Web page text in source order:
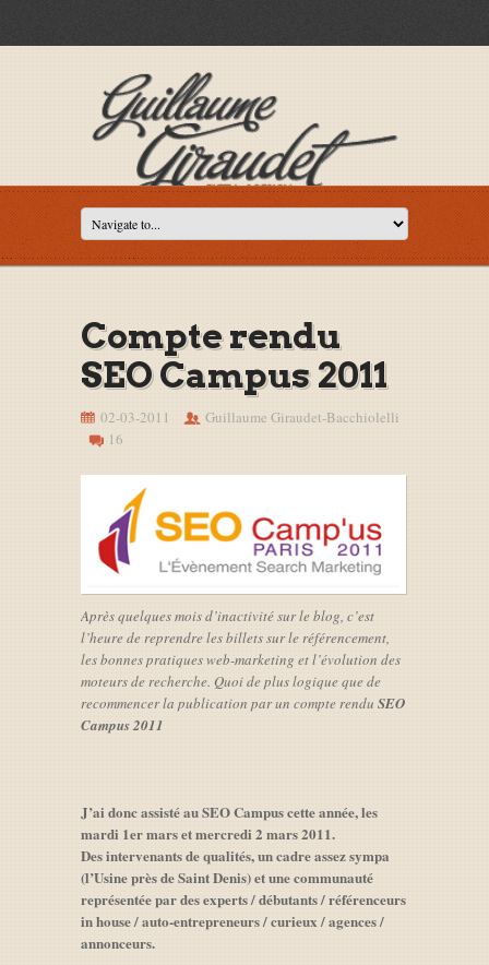
Compte rendu
SEO Campus 2011
02-03-2011
Guillaume Giraudet-Bacchiolelli
16
Après quelques mois d’inactivité sur le blog, c’est
l’heure de reprendre les billets sur le référencement,
les bonnes pratiques web-marketing et l’évolution des
moteurs de recherche. Quoi de plus logique que de
recommencer la publication par un compte rendu SEO
Campus 2011
J’ai donc assisté au SEO Campus cette année, les
mardi 1er mars et mercredi 2 mars 2011.
Des intervenants de qualités, un cadre assez sympa
(l’Usine près de Saint Denis) et une communauté
représentée par des experts / débutants / référenceurs
in house / auto-entrepreneurs / curieux / agences /
annonceurs.